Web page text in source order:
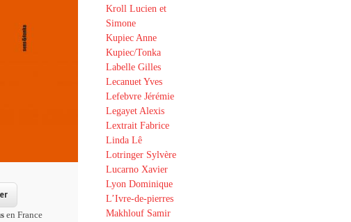
en France
Kroll Lucien et
Simone
Kupiec Anne
Kupiec/Tonka
Labelle Gilles
Lecanuet Yves
Lefebvre Jérémie
Legayet Alexis
Lextrait Fabrice
Linda Lê
Lotringer Sylvère
Lucarno Xavier
Lyon Dominique
L’Ivre-de-pierres
Makhlouf Samir